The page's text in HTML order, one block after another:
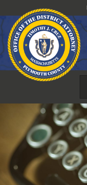
prie
turinio